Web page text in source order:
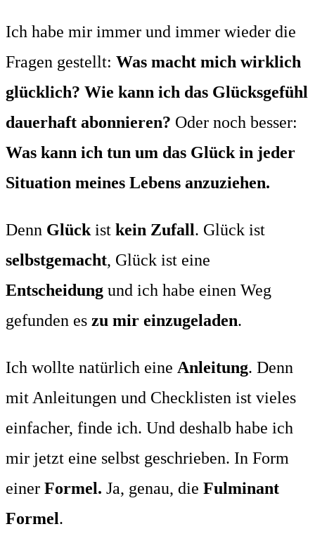
Ich habe mir immer und immer wieder die
Fragen gestellt: Was macht mich wirklich
glücklich? Wie kann ich das Glücksgefühl
dauerhaft abonnieren? Oder noch besser:
Was kann ich tun um das Glück in jeder
Situation meines Lebens anzuziehen.
Denn Glückist kein Zufall. Glück ist
selbstgemacht, Glück ist eine
Entscheidung und ich habe einen Weg
gefunden es zu mir einzugeladen.
Ich wollte natürlich eine Anleitung. Denn
mit Anleitungen und Checklisten ist vieles
einfacher, finde ich. Und deshalb habe ich
mir jetzt eine selbst geschrieben. In Form
einer Formel. Ja, genau, die Fulminant
Formel.